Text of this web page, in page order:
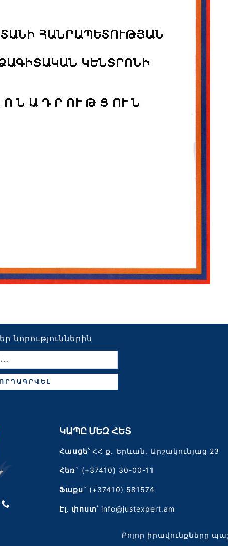
նորություններին
ԿԱՊԸ ՄԵԶ ՀԵՏ
Հասցե՝ՀՀ ք. Երևան, Արշակունյաց 23
Հեռ` (+37410) 30-00-11
Ֆաքս` (+37410) 581574
Էլ․ փոստ՝ info@justexpert.am
Բոլոր իրավունքները